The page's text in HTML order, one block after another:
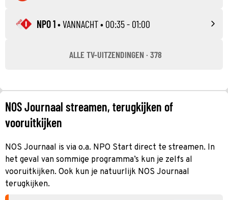
NPO 1•VANNACHT• 00:35 - 01:00
ALLE TV-UITZENDINGEN · 378
NOS Journaal streamen, terugkijken of
vooruitkijken
NOS Journaal is via o.a. NPO Start direct te streamen. In
het geval van sommige programma’s kun je zelfs al
vooruitkijken. Ook kun je natuurlijk NOS Journaal
terugkijken.